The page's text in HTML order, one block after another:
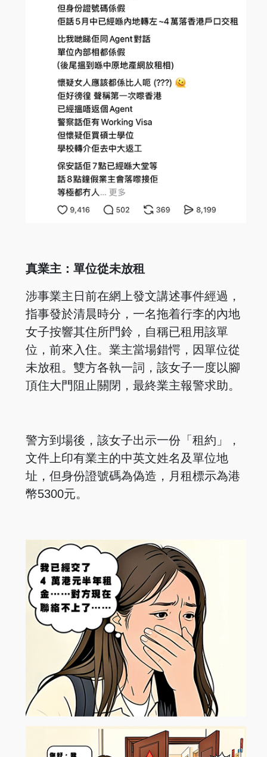
真業主：單位從未放租
涉事業主日前在網上發文講述事件經過，
指事發於清晨時分，一名拖着行李的內地
女子按響其住所門鈴，自稱已租用該單
位，前來入住。業主當場錯愕，因單位從
未放租。雙方各執一詞，該女子一度以腳
頂住大門阻止關閉，最終業主報警求助。
警方到場後，該女子出示一份「租約」，
文件上印有業主的中英文姓名及單位地
址，但身份證號碼為偽造，月租標示為港
幣5300元。